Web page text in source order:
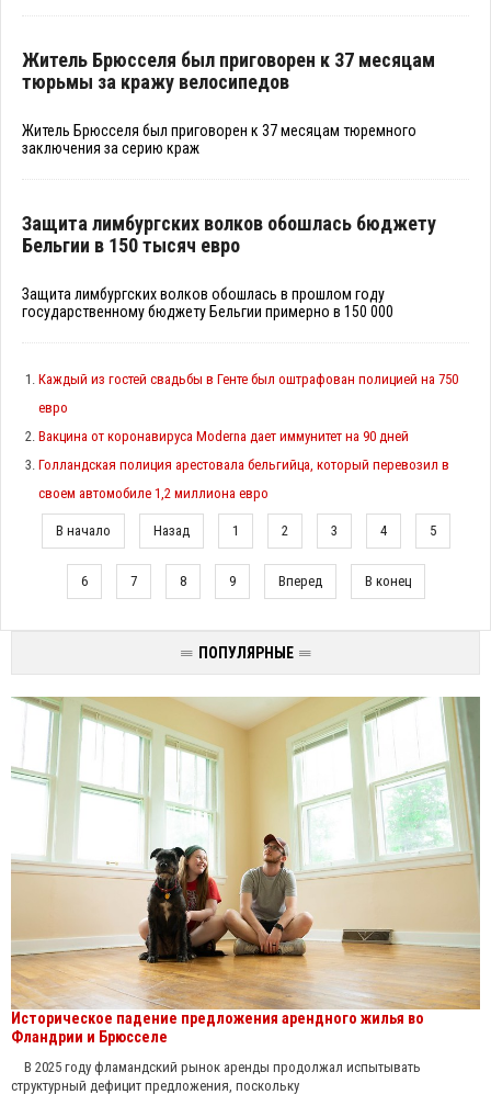
ПОПУЛЯРНЫЕ
Историческое падение предложения арендного жилья во
Фландрии и Брюсселе
В 2025 году фламандский рынок аренды продолжал испытывать
структурный дефицит предложения, поскольку
Житель Брюсселя был приговорен к 37 месяцам
тюрьмы за кражу велосипедов
Житель Брюсселя был приговорен к 37 месяцам тюремного
заключения за серию краж
Защита лимбургских волков обошлась бюджету
Бельгии в 150 тысяч евро
Защита лимбургских волков обошлась в прошлом году
государственному бюджету Бельгии примерно в 150 000
Каждый из гостей свадьбы в Генте был оштрафован полицией на 750
евро
Вакцина от коронавируса Moderna дает иммунитет на 90 дней
Голландская полиция арестовала бельгийца, который перевозил в
своем автомобиле 1,2 миллиона евро
В начало Назад 1 2 3 4 5
6 7 8 9 Вперед В конец